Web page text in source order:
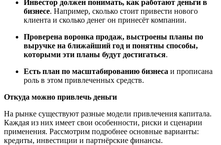
Инвестор должен понимать, как работают деньги в
бизнесе. Например, сколько стоит привести нового
клиента и сколько денег он принесёт компании.
Проверена воронка продаж, выстроены планы по
выручке на ближайший год и понятны способы,
которыми эти планы будут достигаться.
Есть план по масштабированию бизнеса и прописана
роль в этом привлеченных средств.
Откуда можно привлечь деньги
На рынке существуют разные модели привлечения капитала.
Каждая из них имеет свои особенности, риски и сценарии
применения. Рассмотрим подробнее основные варианты:
кредиты, инвестиции и партнёрские финансы.